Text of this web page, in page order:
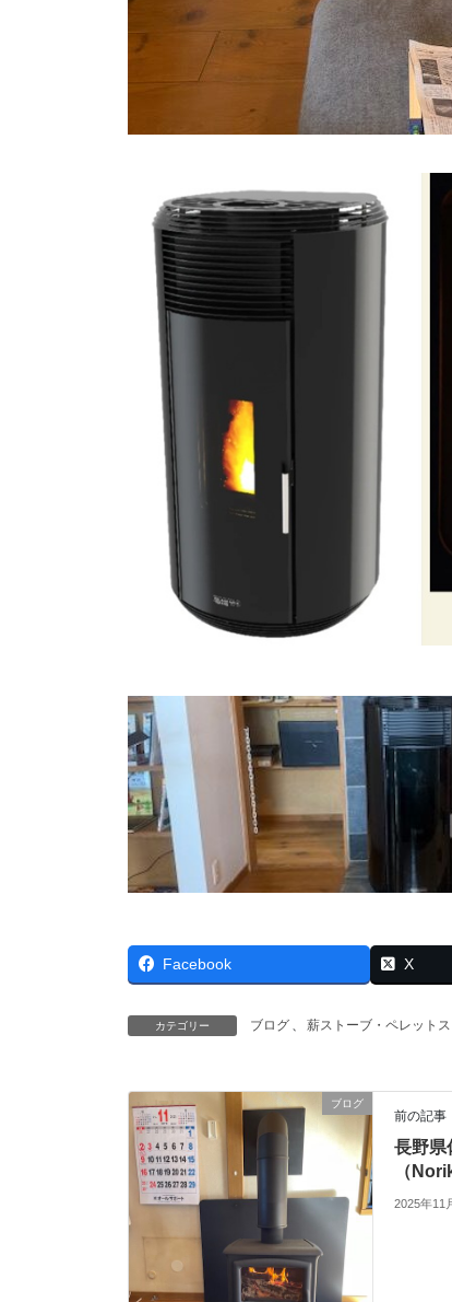
Facebook X
カテゴリー ブログ 、 薪ストーブ・ペレット
ブログ
前の記事
長野県
（
2025年11